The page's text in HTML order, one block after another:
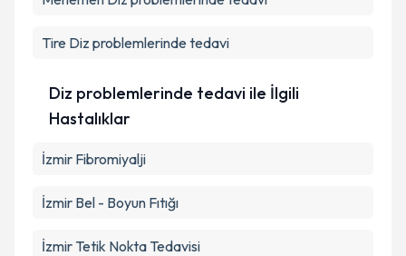
Tire Diz problemlerinde tedavi
Diz problemlerinde tedavi ile İlgili
Hastalıklar
İzmir Fibromiyalji
İzmir Bel - Boyun Fıtığı
İzmir Tetik Nokta Tedavisi